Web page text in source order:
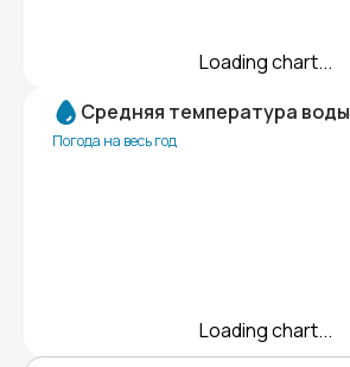
Loading chart...
Средняя температура воды
Погода на весь год
Loading chart...